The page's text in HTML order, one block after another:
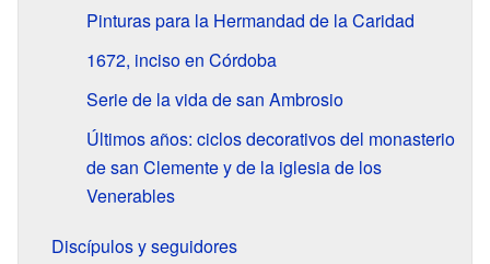
Pinturas para la Hermandad de la Caridad
1672, inciso en Córdoba
Serie de la vida de san Ambrosio
Últimos años: ciclos decorativos del monasterio
de san Clemente y de la iglesia de los
Venerables
Discípulos y seguidores